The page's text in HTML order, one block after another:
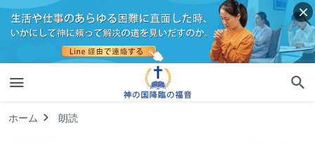
ホーム 朗読